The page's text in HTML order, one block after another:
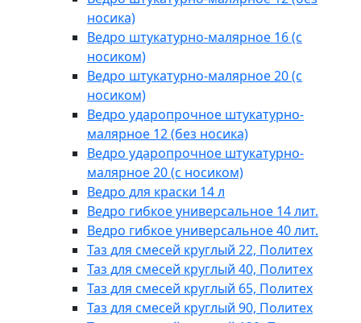
носика)
Ведро штукатурно-малярное 16 (с
носиком)
Ведро штукатурно-малярное 20 (с
носиком)
Ведро ударопрочное штукатурно-
малярное 12 (без носика)
Ведро ударопрочное штукатурно-
малярное 20 (с носиком)
Ведро для краски 14 л
Ведро гибкое универсальное 14 лит.
Ведро гибкое универсальное 40 лит.
Таз для смесей круглый 22, Политех
Таз для смесей круглый 40, Политех
Таз для смесей круглый 65, Политех
Таз для смесей круглый 90, Политех